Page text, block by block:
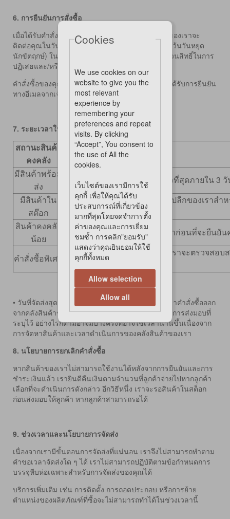
6. การยืนยันการสั่งซื้อ
เมื่อได้รับคำสั่งจัดส่งของคุณ เจ้าหน้าที่บริการจัดส่งของเราจะ
ติดต่อคุณในวันทำการถัดไป (วันจันทร์ถึงวันศุกร์ ยกเว้นวันหยุด
นักขัตฤกษ์) ในกรณีที่ไม่มีสินค้าในสต็อก PLC ขอสงวนสิทธิ์ในการ
ปฏิเสธและ/หรือจำกัดจำนวนที่สั่งซื้อ
คำสั่งซื้อของคุณจะไม่ได้รับการยืนยันจนกว่าคุณจะได้รับการยืนยัน
ทางอีเมลจากเจ้าหน้าที่บริการจัดส่งของเรา
7. ระยะเวลาในการจัดส่ง
สถานะสินค้า
คงคลัง
ระยะเวลาในการจัดส่ง
มีสินค้าพร้อม
ส่ง
มีสต็อกพร้อมจำหน่าย จัดส่งเร็วที่สุดภายใน 3
มีสินค้าใน
สต๊อก
มีสต็อกพร้อมจำหน่ายที่ร้านค้าปลีกของเราสำ
จากได้รับการชำระเงิน
สินค้าคงคลัง
น้อย
เราจะตรวจสอบสต็อกของสินค้าก่อนที่จะยืนยั
คำสั่งซื้อพิเศษ
สินค้าคงคลังอยู่ในคำสั่งพิเศษ เราจะตรวจส
คำสั่งซื้อของคุณ
• วันที่จัดส่งสุดท้ายของคำสั่งซื้อของคุณจะขึ้นอยู่กับว่าคำสั่งซื้อออก
จากคลังสินค้าของเรา เราพยายามที่จะรักษาเวลาในการส่งมอบที่
ระบุไว้ อย่างไรก็ตามอาจมีบางครั้งที่อาจใช้เวลานานขึ้นเนื่องจาก
การจัดหาสินค้าและเวลาดำเนินการของคลังสินค้าของเรา
8. นโยบายการยกเลิกคำสั่งซื้อ
หากสินค้าของเราไม่สามารถใช้งานได้หลังจากการยืนยันและการ
ชำระเงินแล้ว เรายินดีคืนเงินตามจำนวนที่ลูกค้าจ่ายไปหากลูกค้า
เลือกที่จะดำเนินการดังกล่าว อีกวิธีหนึ่ง เราจะรอสินค้าในสต็อก
ก่อนส่งมอบให้ลูกค้า หากลูกค้าสามารถรอได้
9. ช่วงเวลาและนโยบายการจัดส่ง
เนื่องจากเรามีขั้นตอนการจัดส่งที่แน่นอน เราจึงไม่สามารถทำตาม
คำขอเวลาจัดส่งใด ๆ ได้ เราไม่สามารถปฏิบัติตามข้อกำหนดการ
บรรจุหีบห่อเฉพาะสำหรับการจัดส่งของคุณได้
บริการเพิ่มเติม เช่น การติดตั้ง การถอดประกอบ หรือการย้าย
ตำแหน่งของผลิตภัณฑ์ที่ซื้อจะไม่สามารถทำได้ในช่วงเวลานี้
Cookies
We use cookies on our
website to give you the
most relevant
experience by
remembering your
preferences and repeat
visits. By clicking
“Accept”, You consent to
the use of All the
cookies.
เว็บไซต์ของเรามีการใช้
คุกกี้ เพื่อให้คุณได้รับ
ประสบการณ์ที่เกี่ยวข้อง
มากที่สุดโดยจดจำการตั้ง
ค่าของคุณและการเยี่ยม
ชมซ้ำ การคลิก"ยอมรับ"
แสดงว่าคุณยินยอมให้ใช้
คุกกี้ทั้งหมด
Allow selection
Allow all